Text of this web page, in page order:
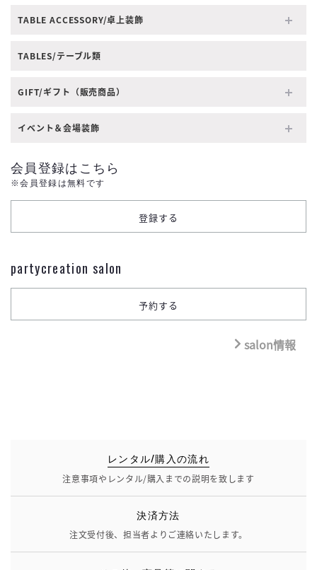
TABLE ACCESSORY/卓上装飾
TABLES/テーブル類
GIFT/ギフト（販売商品）
イベント＆会場装飾
会員登録はこちら
※会員登録は無料です
partycreation salon
salon情報
レンタル/購入の流れ
注意事項やレンタル/購入までの説明を致します
決済方法
注文受付後、担当者よりご連絡いたします。